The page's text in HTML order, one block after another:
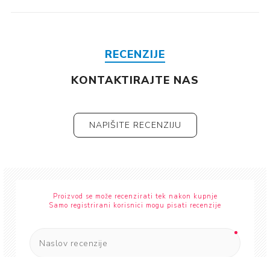
RECENZIJE
KONTAKTIRAJTE NAS
NAPIŠITE RECENZIJU
Proizvod se može recenzirati tek nakon kupnje
Samo registrirani korisnici mogu pisati recenzije